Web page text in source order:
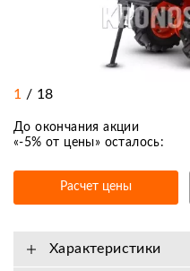
1 / 18
До окончания акции
«-5% от цены» осталось:
Расчет цены
Характеристики